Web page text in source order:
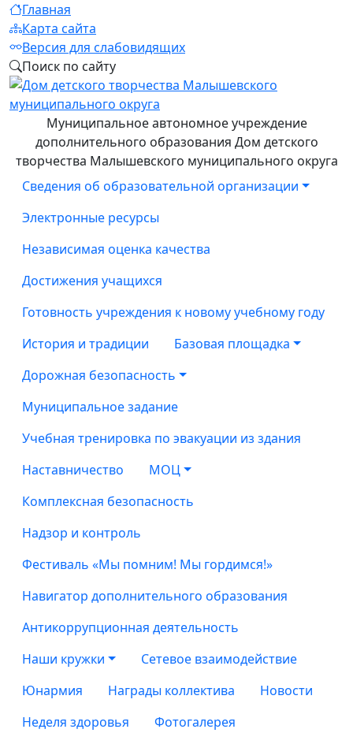
Главная
Карта сайта
Версия для слабовидящих
Поиск по сайту
Муниципальное автономное учреждение
дополнительного образования Дом детского
творчества Малышевского муниципального округа
Сведения об образовательной организации
Электронные ресурсы
Независимая оценка качества
Достижения учащихся
Готовность учреждения к новому учебному году
История и традиции
Базовая площадка
Дорожная безопасность
Муниципальное задание
Учебная тренировка по эвакуации из здания
Наставничество
МОЦ
Комплексная безопасность
Надзор и контроль
Фестиваль «Мы помним! Мы гордимся!»
Навигатор дополнительного образования
Антикоррупционная деятельность
Наши кружки
Сетевое взаимодействие
Юнармия
Награды коллектива
Новости
Неделя здоровья
Фотогалерея